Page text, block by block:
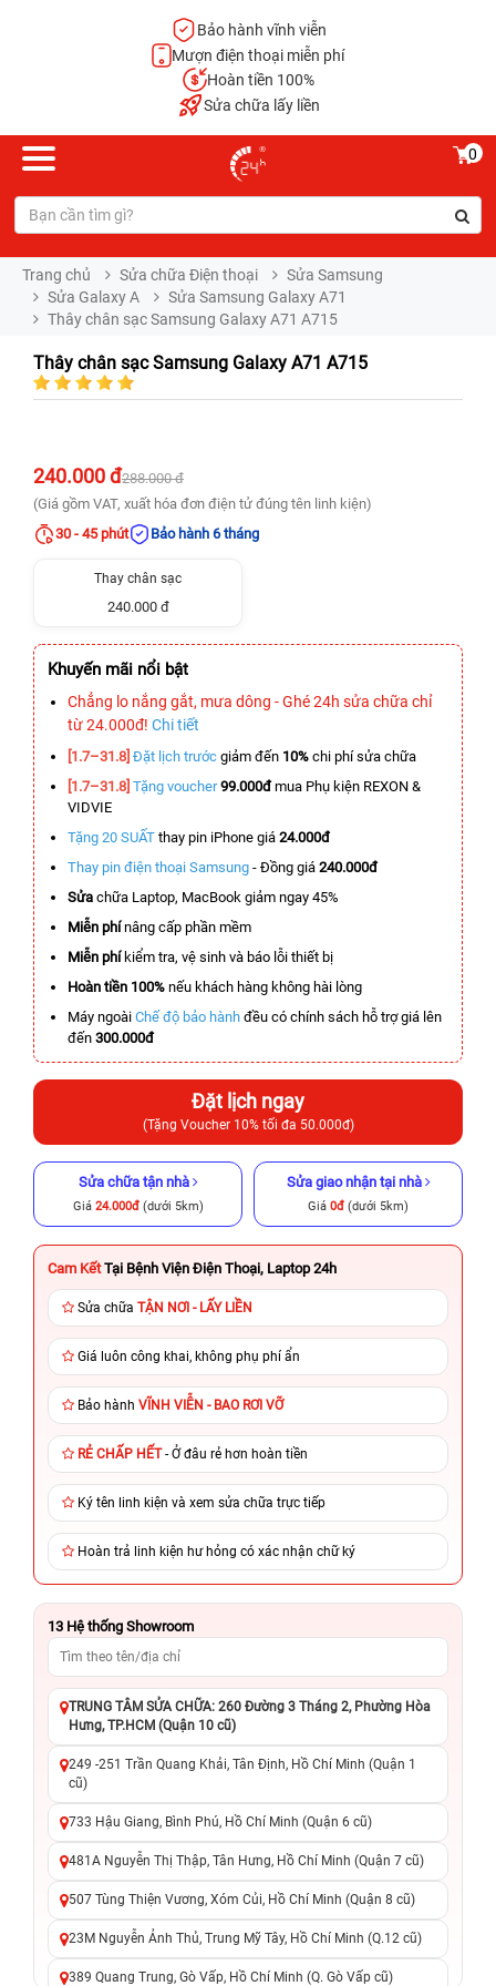
Bảo hành vĩnh viễn
Mượn điện thoại miễn phí
Hoàn tiền 100%
Sửa chữa lấy liền
0
Trang chủ Sửa chữa Điện thoại
Sửa Samsung
Sửa Galaxy A
Sửa Samsung Galaxy A71
Thây chân sạc Samsung Galaxy A71 A715
Thây chân sạc Samsung Galaxy A71 A715
240.000 đ288.000 đ
(Giá gồm VAT, xuất hóa đơn điện tử đúng tên linh kiện)
30 - 45 phút
Bảo hành 6 tháng
Thay chân sạc
240.000 đ
Khuyến mãi nổi bật
Chẳng lo nắng gắt, mưa dông - Ghé 24h sửa chữa chỉ
từ 24.000đ! Chi tiết
[1.7–31.8] Đặt lịch trước giảm đến 10% chi phí sửa chữa
[1.7–31.8] Tặng voucher 99.000đmua Phụ kiện REXON &
VIDVIE
Tặng 20 SUẤT thay pin iPhone giá 24.000đ
Thay pin điện thoại Samsung - Đồng giá 240.000đ
Sửa chữa Laptop, MacBook giảm ngay 45%
Miễn phínâng cấp phần mềm
Miễn phíkiểm tra, vệ sinh và báo lỗi thiết bị
Hoàn tiền 100% nếu khách hàng không hài lòng
Máy ngoài Chế độ bảo hành đều có chính sách hỗ trợ giá lên
đến 300.000đ
Đặt lịch ngay
(Tặng Voucher 10% tối đa 50.000đ)
Sửa chữa tận nhà
Giá 24.000đ(dưới 5km)
Sửa giao nhận tại nhà
Giá 0đ (dưới 5km)
Cam Kết Tại Bệnh Viện Điện Thoại, Laptop 24h
Sửa chữa TẬN NƠI - LẤY LIỀN
Giá luôn công khai, không phụ phí ẩn
Bảo hành VĨNH VIỄN - BAO RƠI VỠ
RẺ CHẤP HẾT- Ở đâu rẻ hơn hoàn tiền
Ký tên linh kiện và xem sửa chữa trực tiếp
Hoàn trả linh kiện hư hỏng có xác nhận chữ ký
13 Hệ thống Showroom
TRUNG TÂM SỬA CHỮA: 260 Đường 3 Tháng 2, Phường Hòa
Hưng, TP.HCM (Quận 10 cũ)
249 -251 Trần Quang Khải, Tân Định, Hồ Chí Minh (Quận 1
cũ)
733 Hậu Giang, Bình Phú, Hồ Chí Minh (Quận 6 cũ)
481A Nguyễn Thị Thập, Tân Hưng, Hồ Chí Minh (Quận 7 cũ)
507 Tùng Thiện Vương, Xóm Củi, Hồ Chí Minh (Quận 8 cũ)
23M Nguyễn Ảnh Thủ, Trung Mỹ Tây, Hồ Chí Minh (Q.12 cũ)
389 Quang Trung, Gò Vấp, Hồ Chí Minh (Q. Gò Vấp cũ)